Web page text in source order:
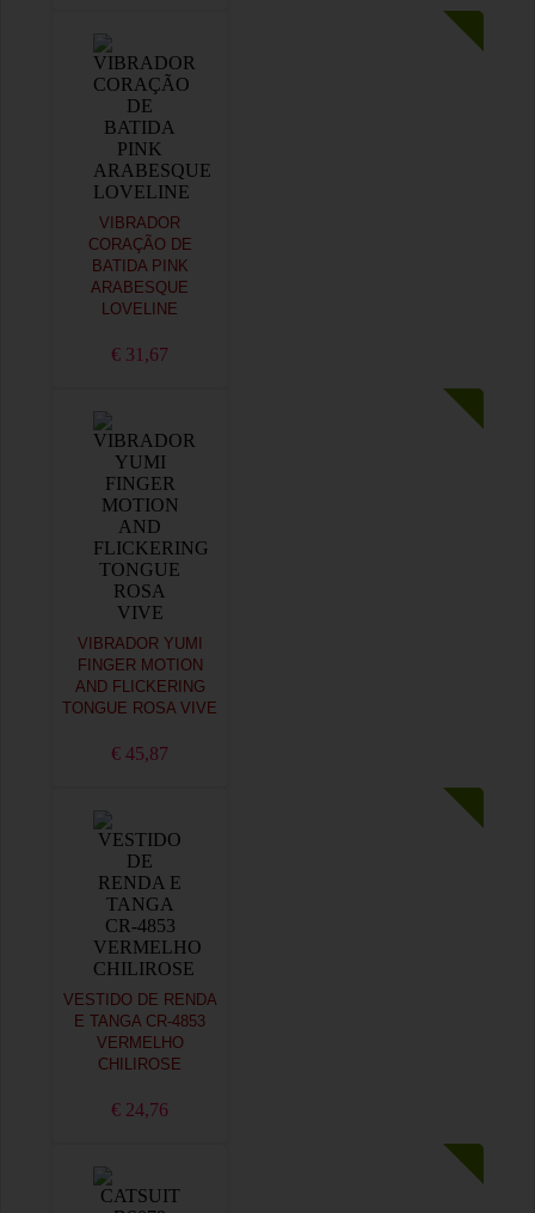
VIBRADOR
CORAÇÃO DE
BATIDA PINK
ARABESQUE
LOVELINE
€ 31,67
VIBRADOR YUMI
FINGER MOTION
AND FLICKERING
TONGUE ROSA VIVE
€ 45,87
VESTIDO DE RENDA
E TANGA CR-4853
VERMELHO
CHILIROSE
€ 24,76